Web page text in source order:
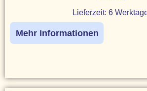
Lieferzeit: 6
Mehr Informationen